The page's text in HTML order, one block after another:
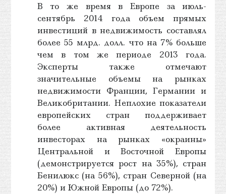
В то же время в Европе за июль-
сентябрь 2014 года объем прямых
инвестиций в недвижимость составлял
более 55 млрд. долл. что на 7% больше
чем в том же периоде 2013 года.
Эксперты также отмечают
значительные объемы на рынках
недвижимости Франции, Германии и
Великобритании. Неплохие показатели
европейских стран поддерживает
более активная деятельность
инвесторах на рынках «окраины»
Центральной и Восточной Европы
(демонстрируется рост на 35%), стран
Бенилюкс (на 56%), стран Северной (на
20%) и Южной Европы (до 72%).